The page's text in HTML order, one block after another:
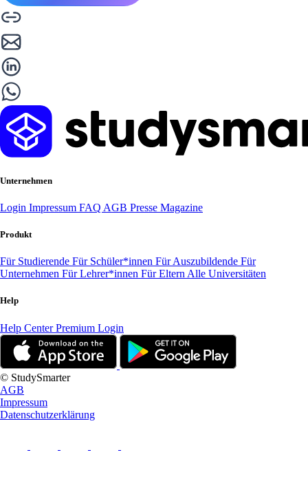
Unternehmen
Login Impressum FAQ AGB Presse Magazine
Produkt
Für Studierende Für Schüler*innen Für Auszubildende Für
Unternehmen Für Lehrer*innen Für Eltern Alle Universitäten
Help
Help CenterPremium Login
© StudySmarter
AGB
Impressum
Datenschutzerklärung